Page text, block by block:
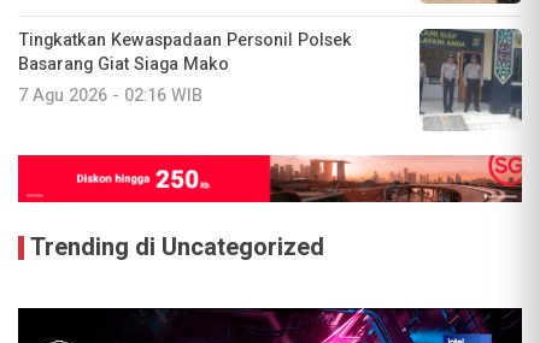
Tingkatkan Kewaspadaan Personil Polsek
Basarang Giat Siaga Mako
7 Agu 2026 - 02:16 WIB
Trending di Uncategorized